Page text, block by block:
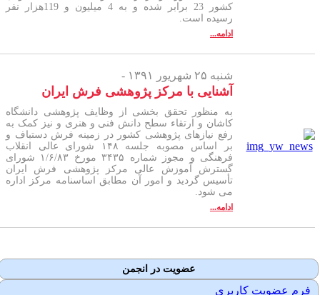
کشور 23 برابر شده و به 4 میلیون و 119هزار نفر
رسیده است.
ادامه...
شنبه ۲۵ شهریور ۱۳۹۱ -
آشنایی با مرکز پژوهشی فرش ایران
به منظور تحقق بخشی از وظایف پژوهشی دانشگاه
کاشان و ارتقاء سطح دانش فنی و هنری و نیز کمک به
رفع نیازهای پژوهشی کشور در زمینه فرش دستباف و
بر اساس مصوبه جلسه ۱۴۸ شورای عالی انقلاب
فرهنگی و مجوز شماره ۳۴۳۵ مورخ ۱/۶/۸۳ شورای
گسترش آموزش عالی مرکز پژوهشی فرش ایران
تأسیس گردید و امور آن مطابق اساسنامه مرکز اداره
می شود.
ادامه...
عضویت در انجمن
فرم عضویت کاربری